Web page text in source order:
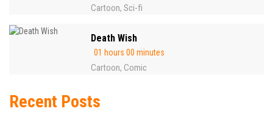
Cartoon, Sci-fi
Death Wish
01 hours 00 minutes
Cartoon, Comic
Recent Posts